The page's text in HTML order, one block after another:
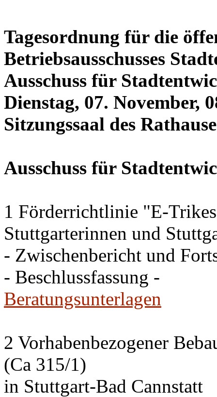
Tagesordnung für die
Betriebsausschusses
Ausschuss für
Dienstag, 07. November,
Sitzungssaal des
Ausschuss für
1 Förderrichtlinie "E-
Stuttgarterinnen und
- Zwischenbericht und
- Beschlussfassung -
Beratungsunterlagen
2 Vorhabenbezogener
(Ca 315/1)
in Stuttgart-Bad Cannstatt